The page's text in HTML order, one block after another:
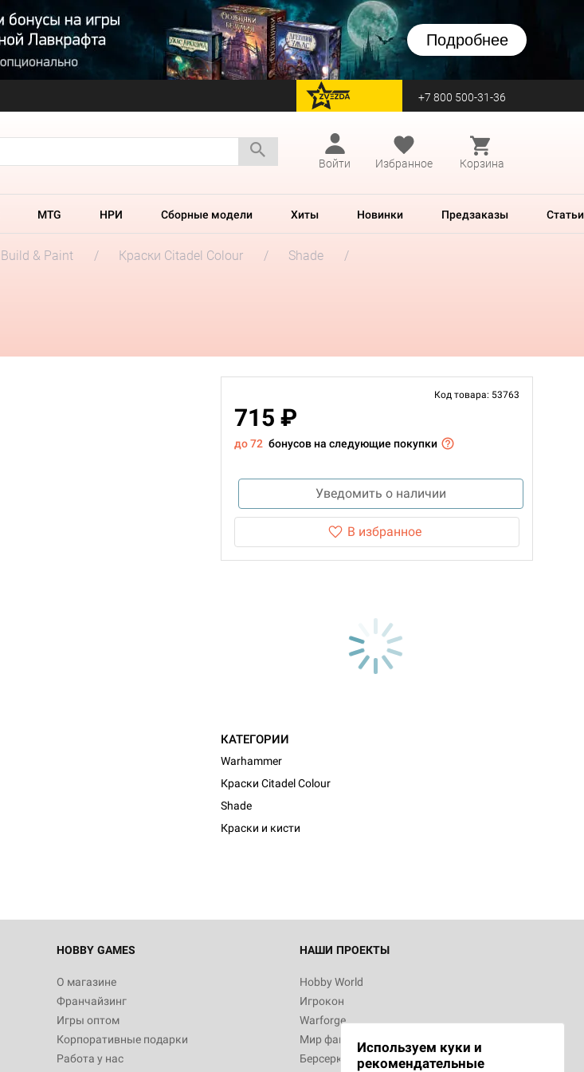
Подробнее
перейти на Zvezda +7 800 500-31-36
Войти
Избранное Корзина
MTG НРИ Сборные модели Хиты Новинки Предзаказы Статьи
Build & Paint Краски Citadel Colour
Shade
Код товара: 53763
715 ₽
до 72 бонусов на следующие покупки
Уведомить о наличии
В избранное
КАТЕГОРИИ
Warhammer
Краски Citadel Colour
Shade
Краски и кисти
HOBBY GAMES
О магазине
Франчайзинг
Игры оптом
Корпоративные подарки
Работа у нас
НАШИ ПРОЕКТЫ
Hobby World
Игрокон
Warforge
Мир фантастики
Берсерк
Используем куки и
рекомендательные
Настольная игра Hobby World Монстры
Белая смерть
12 990
Настольная игра Hobby World Берсерк.
3 490